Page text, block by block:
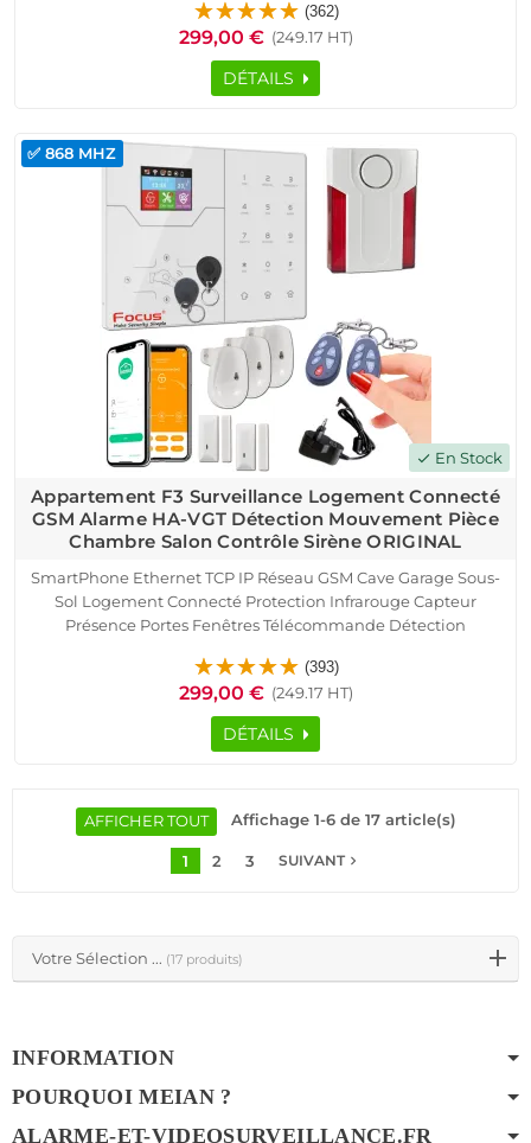
Votre Sélection ... (17 produits)
Pyroélectrique Contrôle Accès RFID
(362)
299,00 € (249.17 HT)
DÉTAILS
check En Stock
✅ 868 MHZ
Appartement F3 Surveillance Logement Connecté
GSM Alarme HA-VGT Détection Mouvement Pièce
Chambre Salon Contrôle Sirène ORIGINAL
SmartPhone Ethernet TCP IP Réseau GSM Cave Garage Sous-
Sol Logement Connecté Protection Infrarouge Capteur
Présence Portes Fenêtres Télécommande Détection
VGT Appartement F3 Détecteur Ouverture Sirène
(393)
299,00 € (249.17 HT)
DÉTAILS
AFFICHER TOUT Affichage 1-6 de 17 article(s)
1 2 3 SUIVANTnavigate_next
INFORMATION
POURQUOI MEIAN ?
ALARME-ET-VIDEOSURVEILLANCE.FR